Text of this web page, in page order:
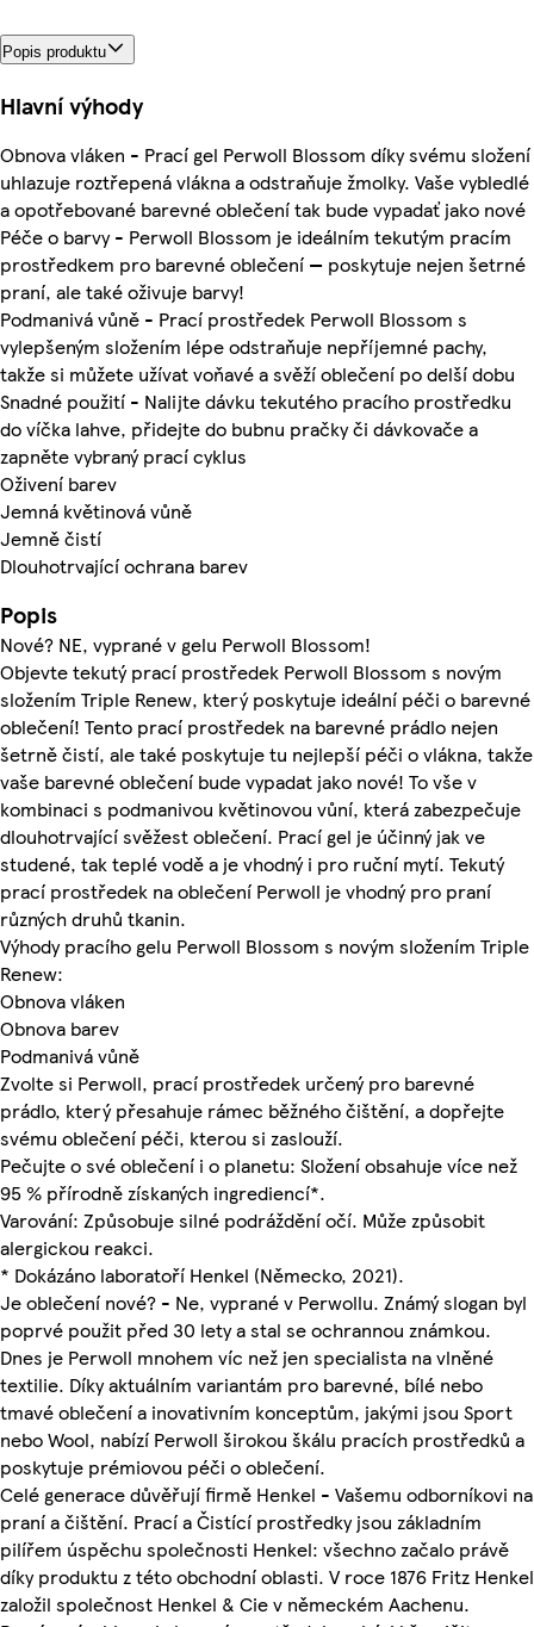
Popis produktu
Hlavní výhody
Obnova vláken - Prací gel Perwoll Blossom díky svému složení
uhlazuje roztřepená vlákna a odstraňuje žmolky. Vaše vybledlé
a opotřebované barevné oblečení tak bude vypadať jako nové
Péče o barvy - Perwoll Blossom je ideálním tekutým pracím
prostředkem pro barevné oblečení — poskytuje nejen šetrné
praní, ale také oživuje barvy!
Podmanivá vůně - Prací prostředek Perwoll Blossom s
vylepšeným složením lépe odstraňuje nepříjemné pachy,
takže si můžete užívat voňavé a svěží oblečení po delší dobu
Snadné použití - Nalijte dávku tekutého pracího prostředku
do víčka lahve, přidejte do bubnu pračky či dávkovače a
zapněte vybraný prací cyklus
Oživení barev
Jemná květinová vůně
Jemně čistí
Dlouhotrvající ochrana barev
Popis
Nové? NE, vyprané v gelu Perwoll Blossom!
Objevte tekutý prací prostředek Perwoll Blossom s novým
složením Triple Renew, který poskytuje ideální péči o barevné
oblečení! Tento prací prostředek na barevné prádlo nejen
šetrně čistí, ale také poskytuje tu nejlepší péči o vlákna, takže
vaše barevné oblečení bude vypadat jako nové! To vše v
kombinaci s podmanivou květinovou vůní, která zabezpečuje
dlouhotrvající svěžest oblečení. Prací gel je účinný jak ve
studené, tak teplé vodě a je vhodný i pro ruční mytí. Tekutý
prací prostředek na oblečení Perwoll je vhodný pro praní
různých druhů tkanin.
Výhody pracího gelu Perwoll Blossom s novým složením Triple
Renew:
Obnova vláken
Obnova barev
Podmanivá vůně
Zvolte si Perwoll, prací prostředek určený pro barevné
prádlo, který přesahuje rámec běžného čištění, a dopřejte
svému oblečení péči, kterou si zaslouží.
Pečujte o své oblečení i o planetu: Složení obsahuje více než
95 % přírodně získaných ingrediencí*.
Varování: Způsobuje silné podráždění očí. Může způsobit
alergickou reakci.
* Dokázáno laboratoří Henkel (Německo, 2021).
Je oblečení nové? - Ne, vyprané v Perwollu. Známý slogan byl
poprvé použit před 30 lety a stal se ochrannou známkou.
Dnes je Perwoll mnohem víc než jen specialista na vlněné
textilie. Díky aktuálním variantám pro barevné, bílé nebo
tmavé oblečení a inovativním konceptům, jakými jsou Sport
nebo Wool, nabízí Perwoll širokou škálu pracích prostředků a
poskytuje prémiovou péči o oblečení.
Celé generace důvěřují firmě Henkel - Vašemu odborníkovi na
praní a čištění. Prací a Čistící prostředky jsou základním
pilířem úspěchu společnosti Henkel: všechno začalo právě
díky produktu z této obchodní oblasti. V roce 1876 Fritz Henkel
založil společnost Henkel & Cie v německém Aachenu.